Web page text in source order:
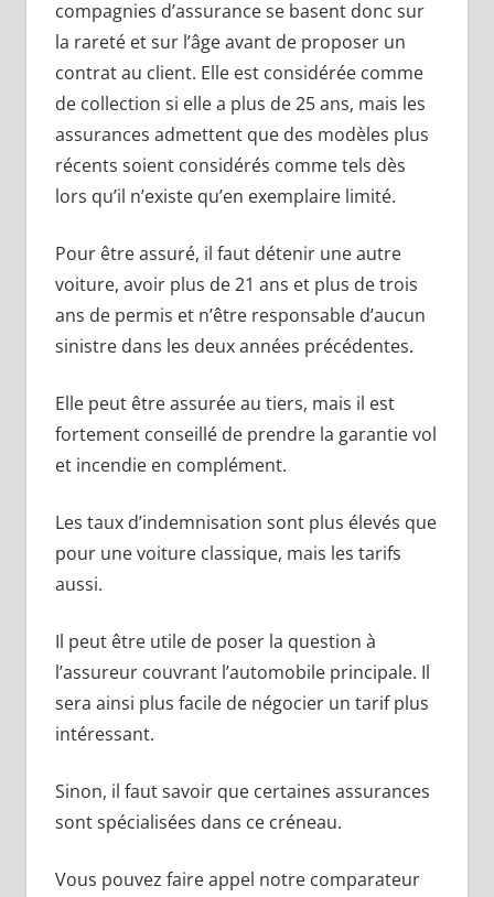
compagnies d’assurance se basent donc sur
la rareté et sur l’âge avant de proposer un
contrat au client. Elle est considérée comme
de collection si elle a plus de 25 ans, mais les
assurances admettent que des modèles plus
récents soient considérés comme tels dès
lors qu’il n’existe qu’en exemplaire limité.
Pour être assuré, il faut détenir une autre
voiture, avoir plus de 21 ans et plus de trois
ans de permis et n’être responsable d’aucun
sinistre dans les deux années précédentes.
Elle peut être assurée au tiers, mais il est
fortement conseillé de prendre la garantie vol
et incendie en complément.
Les taux d’indemnisation sont plus élevés que
pour une voiture classique, mais les tarifs
aussi.
Il peut être utile de poser la question à
l’assureur couvrant l’automobile principale. Il
sera ainsi plus facile de négocier un tarif plus
intéressant.
Sinon, il faut savoir que certaines assurances
sont spécialisées dans ce créneau.
Vous pouvez faire appel notre comparateur